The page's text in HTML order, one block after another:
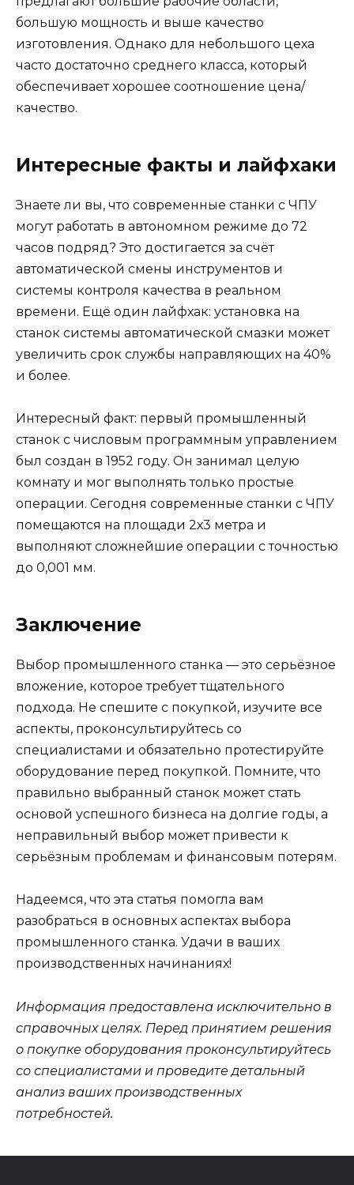
большую мощность и выше качество
изготовления. Однако для небольшого цеха
часто достаточно среднего класса, который
обеспечивает хорошее соотношение цена/
качество.
Интересные факты и лайфхаки
Знаете ли вы, что современные станки с ЧПУ
могут работать в автономном режиме до 72
часов подряд? Это достигается за счёт
автоматической смены инструментов и
системы контроля качества в реальном
времени. Ещё один лайфхак: установка на
станок системы автоматической смазки может
увеличить срок службы направляющих на 40%
и более.
Интересный факт: первый промышленный
станок с числовым программным управлением
был создан в 1952 году. Он занимал целую
комнату и мог выполнять только простые
операции. Сегодня современные станки с ЧПУ
помещаются на площади 2х3 метра и
выполняют сложнейшие операции с точностью
до 0,001 мм.
Заключение
Выбор промышленного станка — это серьёзное
вложение, которое требует тщательного
подхода. Не спешите с покупкой, изучите все
аспекты, проконсультируйтесь со
специалистами и обязательно протестируйте
оборудование перед покупкой. Помните, что
правильно выбранный станок может стать
основой успешного бизнеса на долгие годы, а
неправильный выбор может привести к
серьёзным проблемам и финансовым потерям.
Надеемся, что эта статья помогла вам
разобраться в основных аспектах выбора
промышленного станка. Удачи в ваших
производственных начинаниях!
Информация предоставлена исключительно в
справочных целях. Перед принятием решения
о покупке оборудования проконсультируйтесь
со специалистами и проведите детальный
анализ ваших производственных
потребностей.